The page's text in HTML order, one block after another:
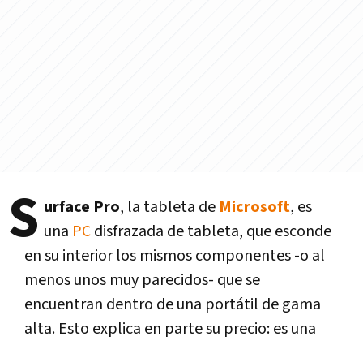
S urface Pro, la tableta de Microsoft, es
una PCdisfrazada de tableta, que esconde
en su interior los mismos componentes -o al
menos unos muy parecidos- que se
encuentran dentro de una portátil de gama
alta. Esto explica en parte su precio: es una